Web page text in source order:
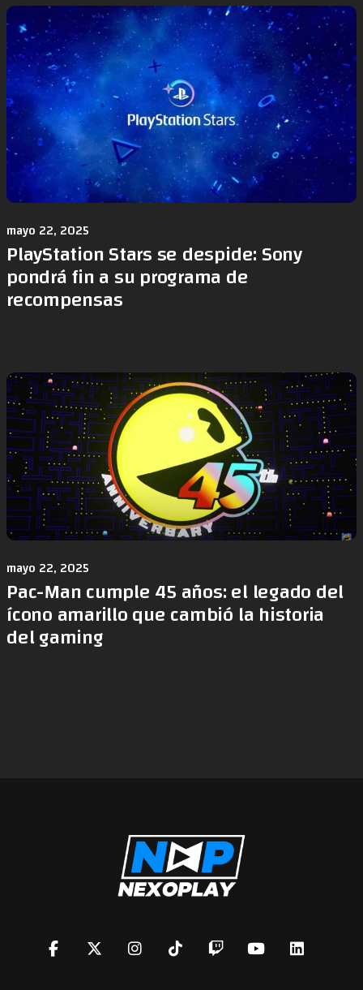
mayo 22, 2025
PlayStation Stars se despide: Sony
pondrá fin a su programa de
recompensas
mayo 22, 2025
Pac-Man cumple 45 años: el legado del
ícono amarillo que cambió la historia
del gaming